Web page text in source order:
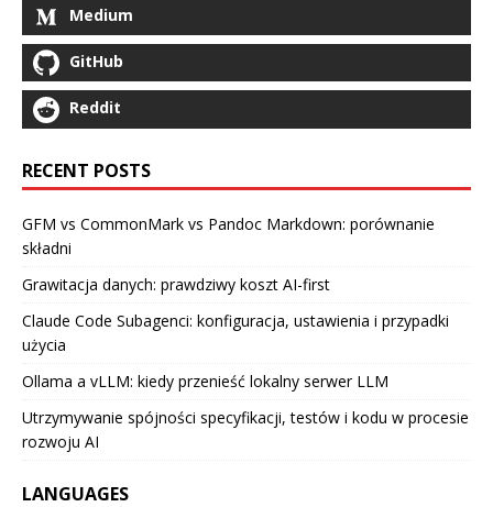
Medium
GitHub
Reddit
RECENT POSTS
GFM vs CommonMark vs Pandoc Markdown: porównanie
składni
Grawitacja danych: prawdziwy koszt AI-first
Claude Code Subagenci: konfiguracja, ustawienia i przypadki
użycia
Ollama a vLLM: kiedy przenieść lokalny serwer LLM
Utrzymywanie spójności specyfikacji, testów i kodu w procesie
rozwoju AI
LANGUAGES